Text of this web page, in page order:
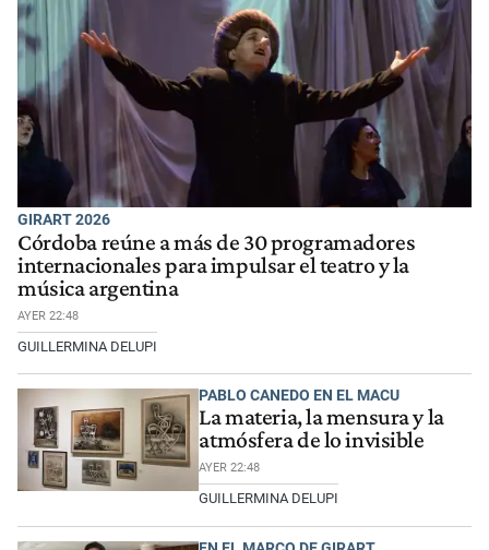
GIRART 2026
Córdoba reúne a más de 30 programadores
internacionales para impulsar el teatro y la
música argentina
AYER 22:48
GUILLERMINA DELUPI
PABLO CANEDO EN EL MACU
La materia, la mensura y la
atmósfera de lo invisible
AYER 22:48
GUILLERMINA DELUPI